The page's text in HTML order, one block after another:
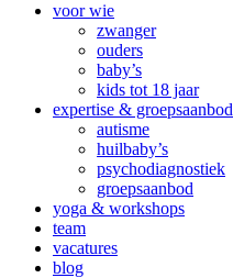
voor wie
zwanger
ouders
baby’s
kids tot 18 jaar
expertise & groepsaanbod
autisme
huilbaby’s
psychodiagnostiek
groepsaanbod
yoga & workshops
team
vacatures
blog